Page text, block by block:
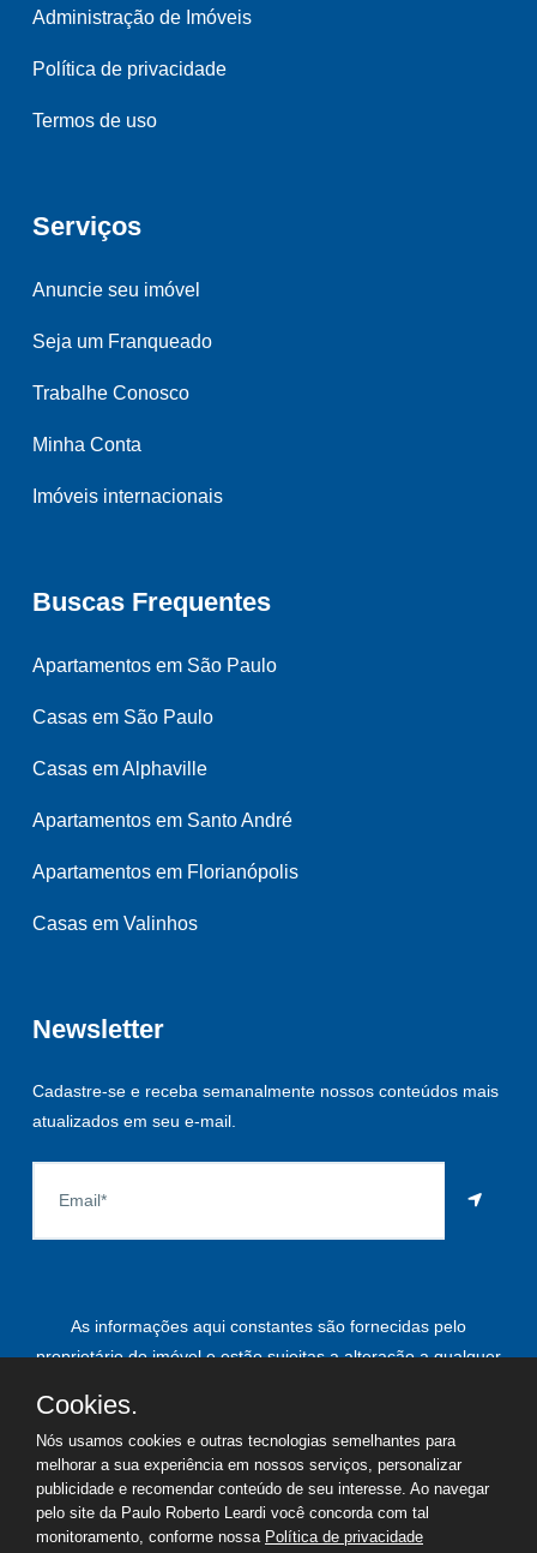
Administração de Imóveis
Política de privacidade
Termos de uso
Serviços
Anuncie seu imóvel
Seja um Franqueado
Trabalhe Conosco
Minha Conta
Imóveis internacionais
Buscas Frequentes
Apartamentos em São Paulo
Casas em São Paulo
Casas em Alphaville
Apartamentos em Santo André
Apartamentos em Florianópolis
Casas em Valinhos
Newsletter
Cadastre-se e receba semanalmente nossos conteúdos mais
atualizados em seu e-mail.
As informações aqui constantes são fornecidas pelo
proprietário do imóvel e estão sujeitas a alteração a qualquer
©2026Copyright - Paulo Roberto Leardi | Todos os direitos
Cookies.
Nós usamos cookies e outras tecnologias semelhantes para
melhorar a sua experiência em nossos serviços, personalizar
publicidade e recomendar conteúdo de seu interesse. Ao navegar
pelo site da Paulo Roberto Leardi você concorda com tal
monitoramento, conforme nossa Política de privacidade